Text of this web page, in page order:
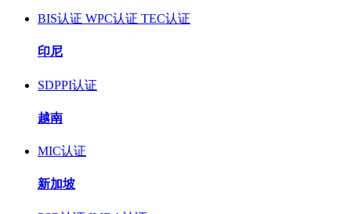
BIS认证 WPC认证 TEC认证
印尼
SDPPI认证
越南
MIC认证
新加坡